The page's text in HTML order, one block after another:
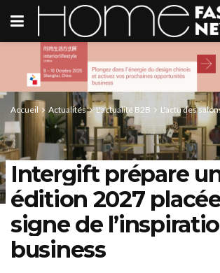
Accueil Actualités L'actualité B2B L'actu des
Intergift prépare
édition 2027
signe de
business